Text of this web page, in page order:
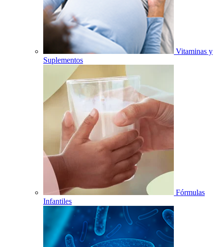
Vitaminas y
Suplementos
Fórmulas
Infantiles